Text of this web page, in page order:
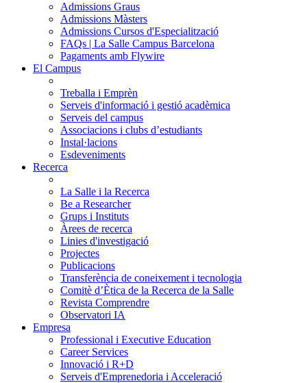
Admissions Graus
Admissions Màsters
Admissions Cursos d'Especialització
FAQs | La Salle Campus Barcelona
Pagaments amb Flywire
El Campus
Treballa i Emprèn
Serveis d'informació i gestió acadèmica
Serveis del campus
Associacions i clubs d’estudiants
Instal·lacions
Esdeveniments
Recerca
La Salle i la Recerca
Be a Researcher
Grups i Instituts
Àrees de recerca
Linies d'investigació
Projectes
Publicacions
Transferència de coneixement i tecnologia
Comitè d’Ètica de la Recerca de la Salle
Revista Comprendre
Observatori IA
Empresa
Professional i Executive Education
Career Services
Innovació i R+D
Serveis d'Emprenedoria i Acceleració